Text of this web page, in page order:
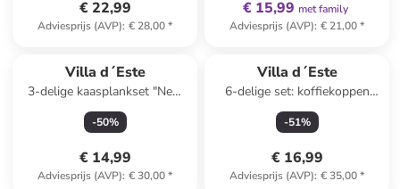
€ 22,99
Adviesprijs (AVP): € 28,00*
€ 15,99 met family
Adviesprijs (AVP): € 21,00*
Villa d´Este
3-delige kaasplankset "New
Acquerello" lichtbruin/lichtroze
- (B)14 x (H)41 cm
-50%
€ 14,99
Adviesprijs (AVP): € 30,00*
Villa d´Este
6-delige set: koffiekoppen
"Baita" beige/bruin - 90 ml
-51%
€ 16,99
Adviesprijs (AVP): € 35,00*